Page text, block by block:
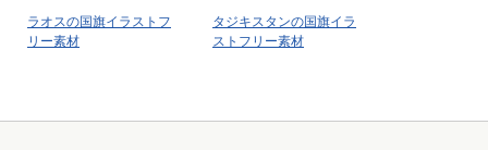
ラオスの国旗イラストフ
リー素材
タジキスタンの国旗イラ
ストフリー素材